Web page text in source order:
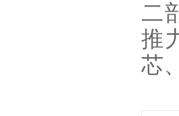
二
推
芯